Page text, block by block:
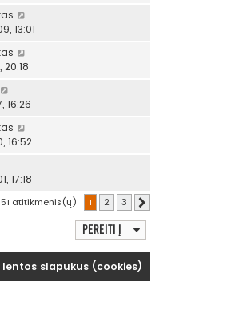
13:01
20:18
16:26
16:52
17:18
atitikmenis(ų) 1 2 3
Pereiti į
slapukus (cookies)